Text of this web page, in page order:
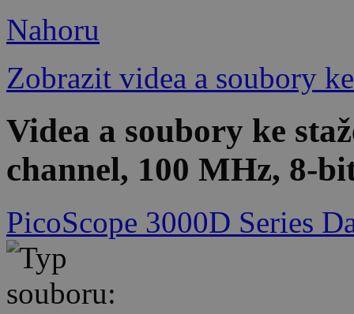
Nahoru
Zobrazit videa a soubory
Videa a soubory ke
channel, 100 MHz, 8-
PicoScope 3000D Series